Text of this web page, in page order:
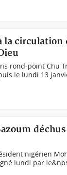
circulation
rond-point Chu
le lundi 13
nigérien
lundi par